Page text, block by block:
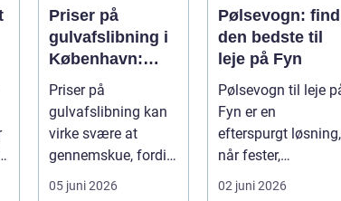
Priser på
gulvafslibning i
København:
hvad koster det
egentlig?
Priser på
gulvafslibning kan
virke svære at
gennemskue, fordi
mange faktorer
05 juni 2026
Pølsevogn: find
den bedste til
leje på Fyn
Pølsevogn til leje
Fyn er en
efterspurgt løsning,
når fester,
firmaarra...
02 juni 2026